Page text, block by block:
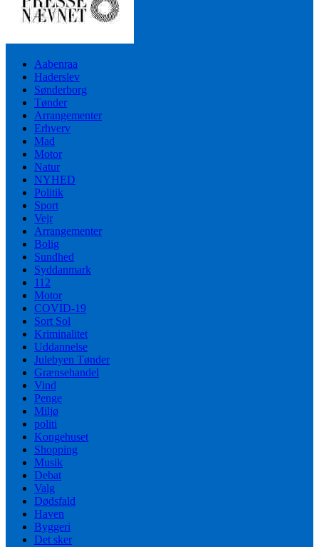
Aabenraa
Haderslev
Sønderborg
Tønder
Arrangementer
Erhverv
Mad
Motor
Natur
NYHED
Politik
Sport
Vejr
Arrangementer
Bolig
Sundhed
Syddanmark
112
Motor
COVID-19
Sort Sol
Kriminalitet
Uddannelse
Julebyen Tønder
Grænsehandel
Vind
Penge
Miljø
politi
Kongehuset
Shopping
Musik
Debat
Valg
Dødsfald
Haven
Byggeri
Det sker